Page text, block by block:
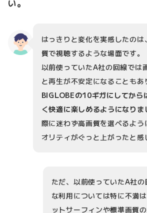
い。
はっきりと変化を実感したの
質で視聴するような場面です。
以前使っていたA社の回線では
と再生が不安定になることもあ
BIGLOBEの10ギガにしてから
く快適に楽しめるようになりま
際に迷わず高画質を選べるよう
オリティがぐっと上がったと感
ただ、以前使っていたA社
な利用については特に不満
ットサーフィンや標準画質